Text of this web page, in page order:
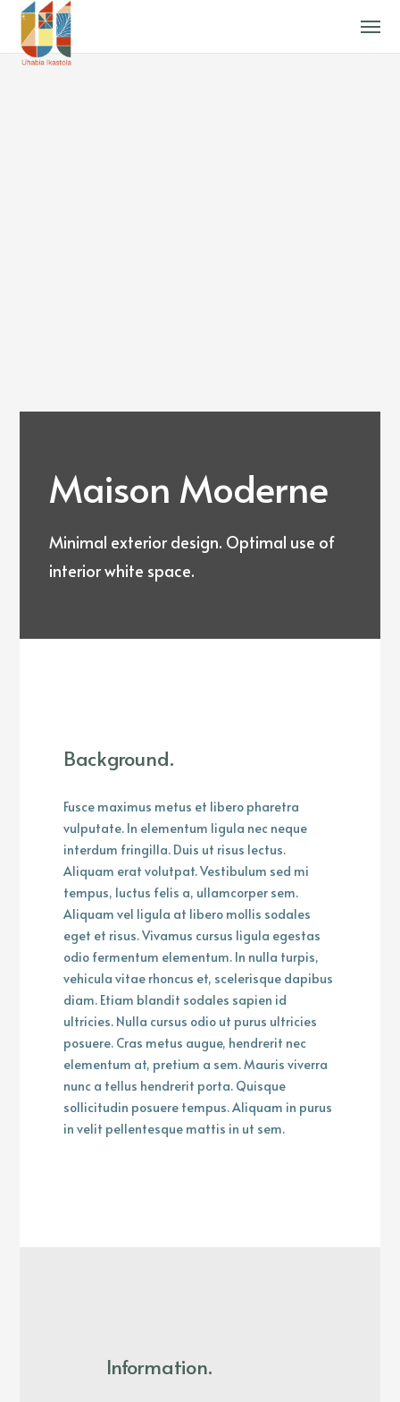
Maison Moderne
Minimal exterior design. Optimal use of
interior white space.
Background.
Fusce maximus metus et libero pharetra
vulputate. In elementum ligula nec neque
interdum fringilla. Duis ut risus lectus.
Aliquam erat volutpat. Vestibulum sed mi
tempus, luctus felis a, ullamcorper sem.
Aliquam vel ligula at libero mollis sodales
eget et risus. Vivamus cursus ligula egestas
odio fermentum elementum. In nulla turpis,
vehicula vitae rhoncus et, scelerisque dapibus
diam. Etiam blandit sodales sapien id
ultricies. Nulla cursus odio ut purus ultricies
posuere. Cras metus augue, hendrerit nec
elementum at, pretium a sem. Mauris viverra
nunc a tellus hendrerit porta. Quisque
sollicitudin posuere tempus. Aliquam in purus
in velit pellentesque mattis in ut sem.
Information.